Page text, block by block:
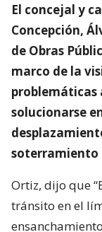
El concejal y
Concepción,
de Obras
marco de la
problemáticas
solucionarse
soterramiento
Ortiz, dijo que
tránsito en el